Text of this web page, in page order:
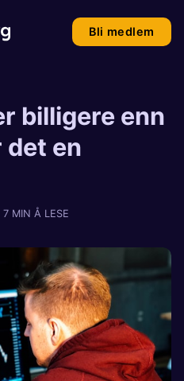
Bli medlem
billigere enn
det en
7 MIN Å LESE